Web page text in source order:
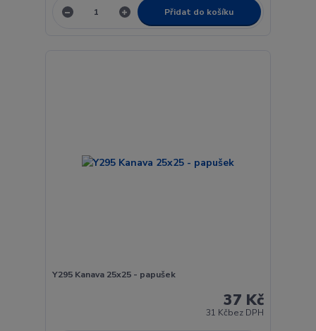
Přidat do košíku
Y295 Kanava 25x25 - papušek
37 Kč
31 Kčbez DPH